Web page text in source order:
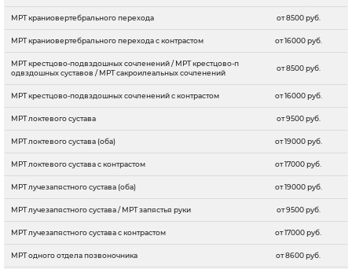
МРТ краниовертебрального перехода от 8500 руб.
МРТ краниовертебрального перехода с контрастом от 16000 руб.
МРТ крестцово-подвздошных сочленений / МРТ крестцово-п
одвздошных суставов / МРТ сакроилеальных сочленений
от 8500 руб.
МРТ крестцово-подвздошных сочленений с контрастом от 16000 руб.
МРТ локтевого сустава от 9500 руб.
МРТ локтевого сустава (оба) от 19000 руб.
МРТ локтевого сустава с контрастом от 17000 руб.
МРТ лучезапястного сустава (оба) от 19000 руб.
МРТ лучезапястного сустава / МРТ запястья руки от 9500 руб.
МРТ лучезапястного сустава с контрастом от 17000 руб.
МРТ одного отдела позвоночника от 8600 руб.